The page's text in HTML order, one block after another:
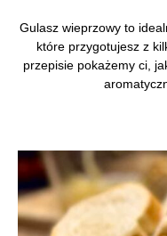
Gulasz wieprzowy to
które przygotujesz z
przepisie pokażemy ci,